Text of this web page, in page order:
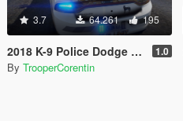
3.7 64.261 195
2018 K-9 Police Dodge Charger [SP / FiveM] (Red & Blue - Blue & Blue) 1.0
By TrooperCorentin